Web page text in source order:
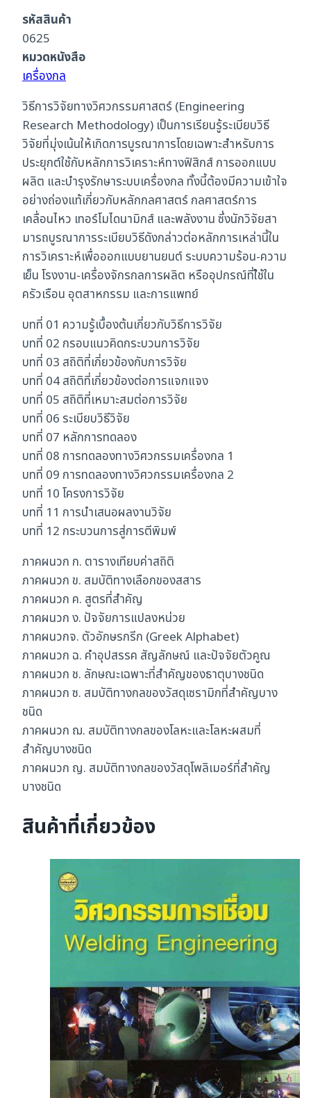
รหัสสินค้า
0625
หมวดหนังสือ
เครื่องกล
วิธีการวิจัยทางวิศวกรรมศาสตร์ (Engineering
Research Methodology) เป็นการเรียนรู้ระเบียบวิธี
วิจัยที่มุ่งเน้นให้เกิดการบูรณาการโดยเฉพาะสำหรับการ
ประยุกต์ใช้กับหลักการวิเคราะห์ทางฟิสิกส์ การออกแบบ
ผลิต และบำรุงรักษาระบบเครื่องกล ทั้งนี้ต้องมีความเข้าใจ
อย่างถ่องแท้เกี่ยวกับหลักกลศาสตร์ กลศาสตร์การ
เคลื่อนไหว เทอร์โมไดนามิกส์ และพลังงาน ซึ่งนักวิจัยสา
มารถบูรณาการระเบียบวิธีดังกล่าวต่อหลักการเหล่านี้ใน
การวิเคราะห์เพื่อออกแบบยานยนต์ ระบบความร้อน-ความ
เย็น โรงงาน-เครื่องจักรกลการผลิต หรืออุปกรณ์ที่ใ้ช้ใน
ครัวเรือน อุตสาหกรรม และการแพทย์
บทที่ 01 ความรู้เบื้องต้นเกี่ยวกับวิธีการวิจัย
บทที่ 02 กรอบแนวคิดกระบวนการวิจัย
บทที่ 03 สถิติที่เกี่ยวข้องกับการวิจัย
บทที่ 04 สถิติที่เกี่ยวข้องต่อการแจกแจง
บทที่ 05 สถิติที่เหมาะสมต่อการวิจัย
บทที่ 06 ระเบียบวิธีวิจัย
บทที่ 07 หลักการทดลอง
บทที่ 08 การทดลองทางวิศวกรรมเครื่องกล 1
บทที่ 09 การทดลองทางวิศวกรรมเครื่องกล 2
บทที่ 10 โครงการวิจัย
บทที่ 11 การนำเสนอผลงานวิจัย
บทที่ 12 กระบวนการสู่การตีพิมพ์
ภาคผนวก ก. ตารางเทียบค่าสถิติ
ภาคผนวก ข. สมบัติทางเลือกของสสาร
ภาคผนวก ค. สูตรที่สำคัญ
ภาคผนวก ง. ปัจจัยการแปลงหน่วย
ภาคผนวกจ. ตัวอักษรกรีก (Greek Alphabet)
ภาคผนวก ฉ. คำอุปสรรค สัญลักษณ์ และปัจจัยตัวคูณ
ภาคผนวก ช. ลักษณะเฉพาะที่สำคัญของธาตุบางชนิด
ภาคผนวก ซ. สมบัติทางกลของวัสดุเซรามิกที่สำคัญบาง
ชนิด
ภาคผนวก ฌ. สมบัติทางกลของโลหะและโลหะผสมที่
สำคัญบางชนิด
ภาคผนวก ญ. สมบัติทางกลของวัสดุโพลิเมอร์ที่สำคัญ
บางชนิด
สินค้าที่เกี่ยวข้อง